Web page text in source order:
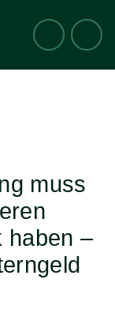
Suche
muss
haben –